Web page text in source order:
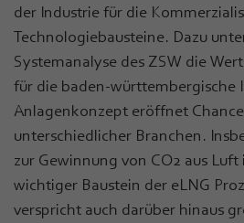
der Industrie für die
Technologiebausteine. Dazu
Systemanalyse des ZSW die
für die baden-württembergische
Anlagenkonzept eröffnet
unterschiedlicher Branchen.
zur Gewinnung von CO2 aus
wichtiger Baustein der eLNG
verspricht auch darüber hinaus